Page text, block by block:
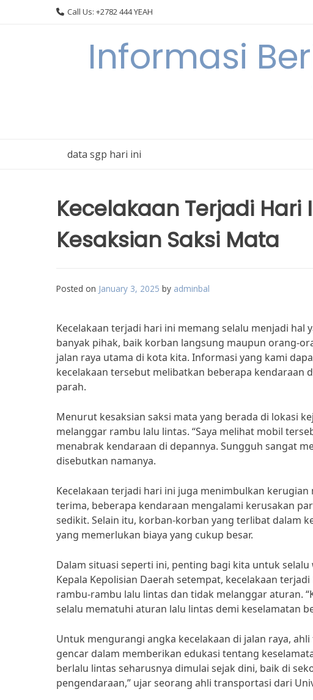
Call Us: +2782 444 YEAH
Informasi
data sgp hari ini
Kecelakaan Terjadi Hari
Kesaksian Saksi Mata
Posted on January 3, 2025 by adminbal
Kecelakaan terjadi hari ini memang selalu menjadi
banyak pihak, baik korban langsung maupun orang-
jalan raya utama di kota kita. Informasi yang kami
kecelakaan tersebut melibatkan beberapa kendaraan
parah.
Menurut kesaksian saksi mata yang berada di lokasi
melanggar rambu lalu lintas. “Saya melihat mobil
menabrak kendaraan di depannya. Sungguh sangat
disebutkan namanya.
Kecelakaan terjadi hari ini juga menimbulkan
terima, beberapa kendaraan mengalami kerusakan
sedikit. Selain itu, korban-korban yang terlibat dalam
yang memerlukan biaya yang cukup besar.
Dalam situasi seperti ini, penting bagi kita untuk
Kepala Kepolisian Daerah setempat, kecelakaan
rambu-rambu lalu lintas dan tidak melanggar aturan.
selalu mematuhi aturan lalu lintas demi keselamatan
Untuk mengurangi angka kecelakaan di jalan raya,
gencar dalam memberikan edukasi tentang
berlalu lintas seharusnya dimulai sejak dini, baik di
pengendaraan,” ujar seorang ahli transportasi dari